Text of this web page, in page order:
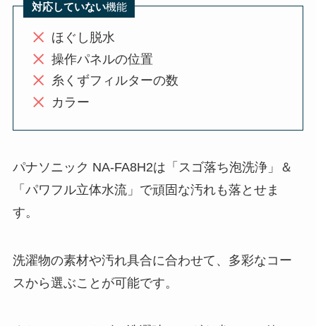
対応していない機能
ほぐし脱水
操作パネルの位置
糸くずフィルターの数
カラー
パナソニック NA-FA8H2は「スゴ落ち泡洗浄」＆
「パワフル立体水流」で頑固な汚れも落とせま
す。
洗濯物の素材や汚れ具合に合わせて、多彩なコー
スから選ぶことが可能です。